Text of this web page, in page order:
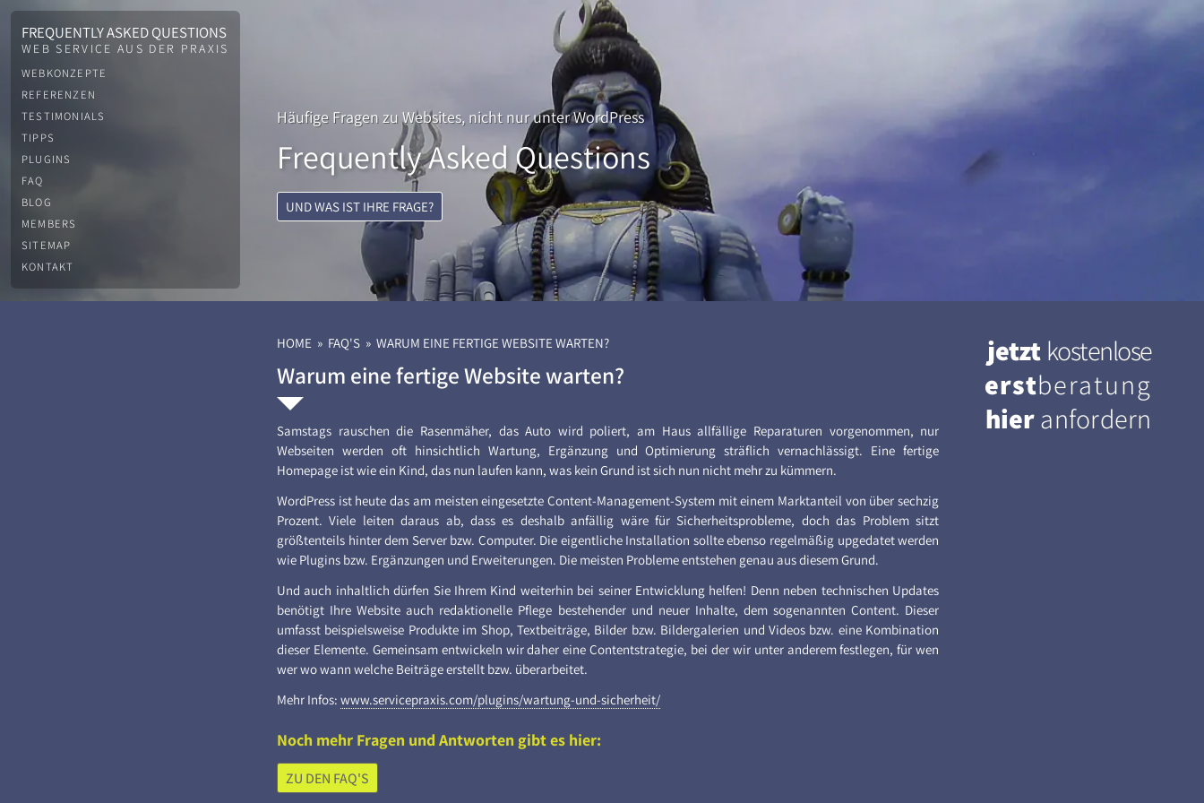
FREQUENTLY ASKED QUESTIONS
WEB SERVICE AUS DER PRAXIS
WEBKONZEPTE
REFERENZEN
TESTIMONIALS
TIPPS
PLUGINS
FAQ
BLOG
MEMBERS
SITEMAP
KONTAKT
Häufige Fragen zu Websites, nicht nur unter WordPress
Frequently Asked Questions
UND WAS IST IHRE FRAGE?
HOME » FAQ'S » WARUM EINE FERTIGE WEBSITE WARTEN?
Warum eine fertige Website warten?
Samstags rauschen die Rasenmäher, das Auto wird poliert, am Haus allfällige Reparaturen vorgenommen, nur
Webseiten werden oft hinsichtlich Wartung, Ergänzung und Optimierung sträflich vernachlässigt. Eine fertige
Homepage ist wie ein Kind, das nun laufen kann, was kein Grund ist sich nun nicht mehr zu kümmern.
WordPress ist heute das am meisten eingesetzte Content-​Management-System mit einem Marktanteil von über sechzig
Prozent. Viele leiten daraus ab, dass es deshalb anfällig wäre für Sicherheitsprobleme, doch das Problem sitzt
größtenteils hinter dem Server bzw. Computer. Die eigentliche Installation sollte ebenso regelmäßig upgedatet werden
wie Plugins bzw. Ergänzungen und Erweiterungen. Die meisten Probleme entstehen genau aus diesem Grund.
Und auch inhaltlich dürfen Sie Ihrem Kind weiterhin bei seiner Entwicklung helfen! Denn neben technischen Updates
benötigt Ihre Website auch redaktionelle Pflege bestehender und neuer Inhalte, dem sogenannten Content. Dieser
umfasst beispielsweise Produkte im Shop, Textbeiträge, Bilder bzw. Bildergalerien und Videos bzw. eine Kombination
dieser Elemente. Gemeinsam entwickeln wir daher eine Contentstrategie, bei der wir unter anderem festlegen, für wen
wer wo wann welche Beiträge erstellt bzw. überarbeitet.
Mehr Infos: www.servicepraxis.com/plugins/wartung-​und-sicherheit/
Noch mehr Fragen und Antworten gibt es hier:
ZU DEN FAQ'S
jetzt kostenlose
erstberatung
hieranfordern